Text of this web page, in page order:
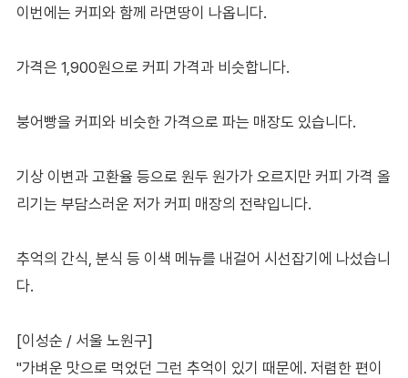
이번에는 커피와 함께 라면땅이 나옵니다.
가격은 1,900원으로 커피 가격과 비슷합니다.
붕어빵을 커피와 비슷한 가격으로 파는 매장도 있습니다.
기상 이변과 고환율 등으로 원두 원가가 오르지만 커피 가격 올
리기는 부담스러운 저가 커피 매장의 전략입니다.
추억의 간식, 분식 등 이색 메뉴를 내걸어 시선잡기에 나섰습니
다.
[이성순 / 서울 노원구]
"가벼운 맛으로 먹었던 그런 추억이 있기 때문에. 저렴한 편이